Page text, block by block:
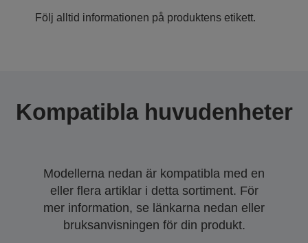
Följ alltid informationen på produktens etikett.
Kompatibla huvudenheter
Modellerna nedan är kompatibla med en
eller flera artiklar i detta sortiment. För
mer information, se länkarna nedan eller
bruksanvisningen för din produkt.